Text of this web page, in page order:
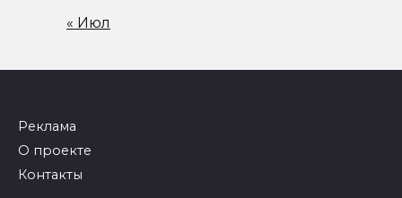
« Июл
Реклама
О проекте
Контакты